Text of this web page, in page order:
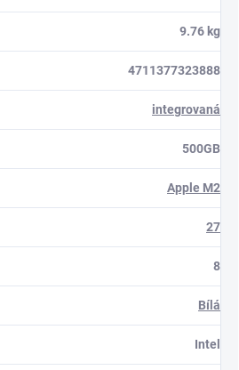
9.76 kg
4711377323888
integrovaná
500GB
Apple M2
27
8
Bílá
Intel